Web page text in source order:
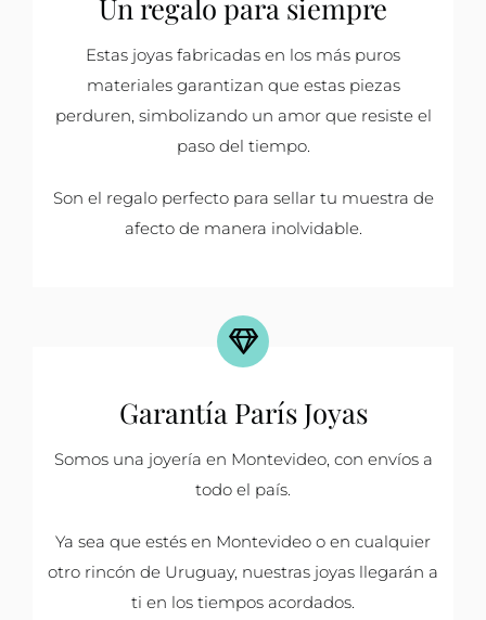
Un regalo para siempre
Estas joyas fabricadas en los más puros
materiales garantizan que estas piezas
perduren, simbolizando un amor que resiste el
paso del tiempo.
Son el regalo perfecto para sellar tu muestra de
afecto de manera inolvidable.
Garantía París Joyas
Somos una joyería en Montevideo, con envíos a
todo el país.
Ya sea que estés en Montevideo o en cualquier
otro rincón de Uruguay, nuestras joyas llegarán a
ti en los tiempos acordados.